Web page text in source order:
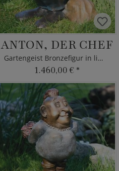
ANTON, DER CHEF
Gartengeist Bronzefigur in limitierter Edition
1.460,00 € *